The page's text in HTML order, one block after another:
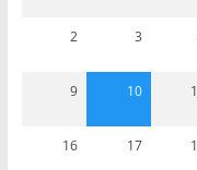
2 3
9 10
16 17